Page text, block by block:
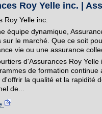
Roy Yelle inc. |
Roy Yelle inc.
équipe dynamique,
sur le marché. Que ce soit
vie ou une assurance
d'Assurances Roy
de formation
d'offrir la qualité et la rapidité
de...